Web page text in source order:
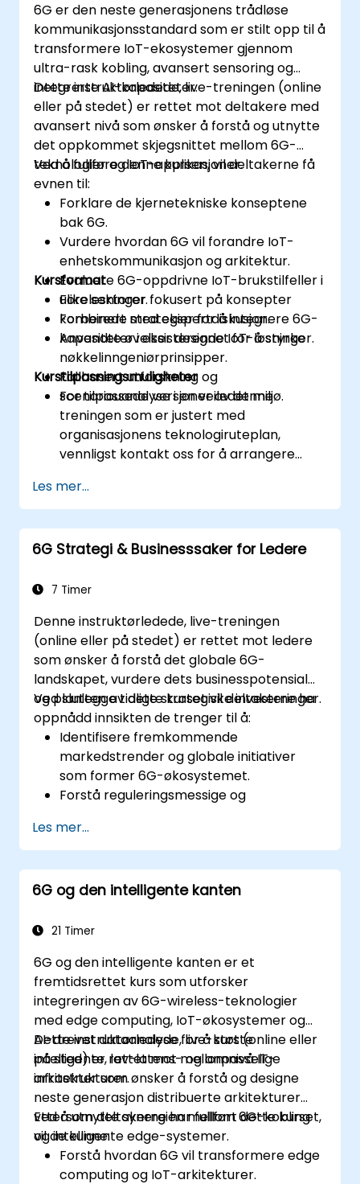
6G er den neste generasjonens trådløse
kommunikasjonsstandard som er stilt opp til å
transformere IoT-ekosystemer gjennom
ultra-rask kobling, avansert sensoring og
integrerte AI-kapasiteter.
Dette instruktørledede, live-treningen (online
eller på stedet) er rettet mot deltakere med
avansert nivå som ønsker å forstå og utnytte
det oppkommet skjegsnittet mellom 6G-
teknologier og IoT-applikasjoner.
Ved å fullføre denne kursen, vil deltakerne få
evnen til:
Forklare de kjernetekniske konseptene
bak 6G.
Vurdere hvordan 6G vil forandre IoT-
enhetskommunikasjon og arkitektur.
Evaluere 6G-oppdrivne IoT-brukstilfeller i
ulike sektorer.
Forberede strategier for å integrere 6G-
kapasiteter i eksisterende IoT-løsninger.
Kursformat
Forelesninger fokusert på konsepter
kombinert med ekspertdiskusjon.
Anvendte øvelser designet for å styrke
nøkkelinngeniørprinsipper.
Fallbasert utforskning og
scenariouanalyse i en veiledet miljø.
Kurstilpasningsmuligheter
For tilpassede versjoner av denne
treningen som er justert med
organisasjonens teknologiruteplan,
vennligst kontakt oss for å arrangere
Les mer...
6G Strategi & Businesssaker for Ledere
7 Timer
Denne instruktørledede, live-treningen
(online eller på stedet) er rettet mot ledere
som ønsker å forstå det globale 6G-
landskapet, vurdere dets businesspotensial
og planlegge tidlige strategiske investeringer.
Ved slutten av dette kurset vil deltakerne ha
oppnådd innsikten de trenger til å:
Identifisere fremkommende
markedstrender og globale initiativer
som former 6G-økosystemet.
Forstå reguleringsmessige og
IMT-2030.
Vurdere den evolvende
leverandørlandskapet og
teknologirenehusnivåene.
forskningspartnerskaper og
Les mer...
6G og den intelligente kanten
21 Timer
6G og den intelligente kanten er et
fremtidsrettet kurs som utforsker
integreringen av 6G-wireless-teknologier
med edge computing, IoT-økosystemer og
AI-drevet dataanalyse for å støtte
intelligente, lav-latens- og anpasselige
infrastrukturer.
Dette instruktørledede, live-kurs (online eller
på sted) er rettet mot mellomnivå IT-
arkitekter som ønsker å forstå og designe
neste generasjon distribuerte arkitekturer
ved å utnytte synergien mellom 6G-kobling
og intelligente edge-systemer.
Ettersom deltakerne har fullført dette kurset,
vil de kunne:
Forstå hvordan 6G vil transformere edge
computing og IoT-arkitekturer.